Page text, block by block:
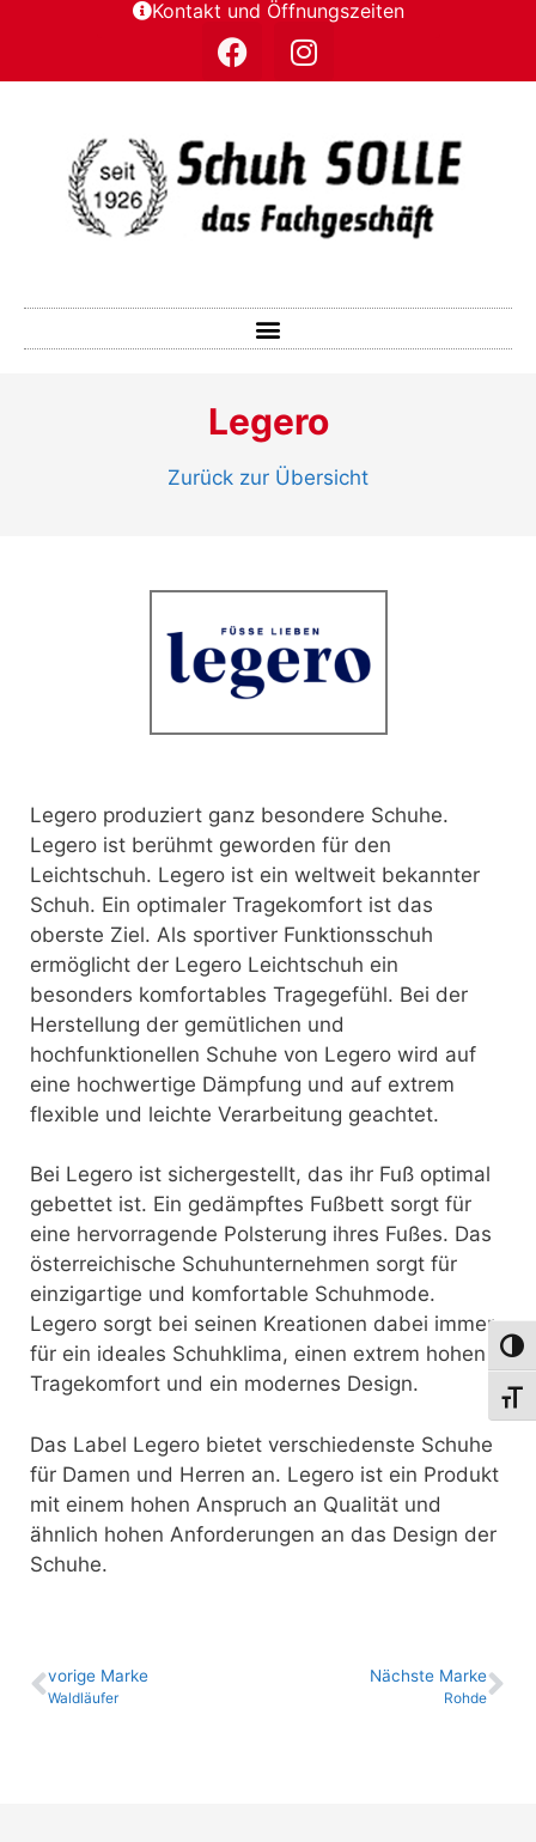
Kontakt und Öffnungszeiten
Legero
Zurück zur Übersicht
Legero produziert ganz besondere Schuhe.
Legero ist berühmt geworden für den
Leichtschuh. Legero ist ein weltweit bekannter
Schuh. Ein optimaler Tragekomfort ist das
oberste Ziel. Als sportiver Funktionsschuh
ermöglicht der Legero Leichtschuh ein
besonders komfortables Tragegefühl. Bei der
Herstellung der gemütlichen und
hochfunktionellen Schuhe von Legero wird auf
eine hochwertige Dämpfung und auf extrem
flexible und leichte Verarbeitung geachtet.
Bei Legero ist sichergestellt, das ihr Fuß optimal
gebettet ist. Ein gedämpftes Fußbett sorgt für
eine hervorragende Polsterung ihres Fußes. Das
österreichische Schuhunternehmen sorgt für
einzigartige und komfortable Schuhmode.
Legero sorgt bei seinen Kreationen dabei immer
für ein ideales Schuhklima, einen extrem hohen
Tragekomfort und ein modernes Design.
Das Label Legero bietet verschiedenste Schuhe
für Damen und Herren an. Legero ist ein Produkt
mit einem hohen Anspruch an Qualität und
ähnlich hohen Anforderungen an das Design der
Schuhe.
vo­ri­ge Marke
Waldläufer
Nächste Marke
Rohde